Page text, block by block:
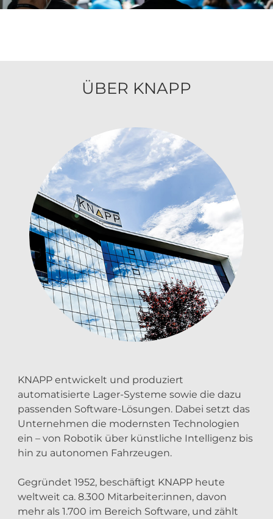
ÜBER KNAPP
KNAPP entwickelt und produziert
automatisierte Lager-Systeme sowie die dazu
passenden Software-Lösungen. Dabei setzt das
Unternehmen die modernsten Technologien
ein – von Robotik über künstliche Intelligenz bis
hin zu autonomen Fahrzeugen.
Gegründet 1952, beschäftigt KNAPP heute
weltweit ca. 8.300 Mitarbeiter:innen, davon
mehr als 1.700 im Bereich Software, und zählt